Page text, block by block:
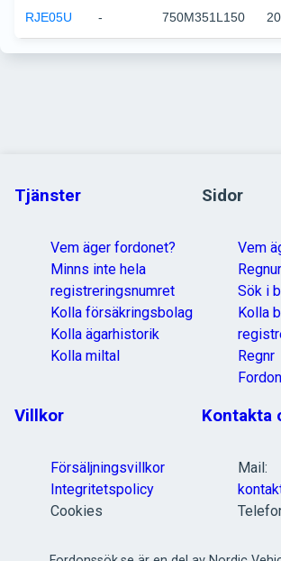
RJE05U - 750M351L150
Tjänster
Vem äger fordonet?
Minns inte hela
registreringsnumret
Kolla försäkringsbolag
Kolla ägarhistorik
Kolla miltal
Sidor
Vem
Sök i
Kolla
Regnr
Villkor
Försäljningsvillkor
Integritetspolicy
Cookies
Kontakta
Mail: